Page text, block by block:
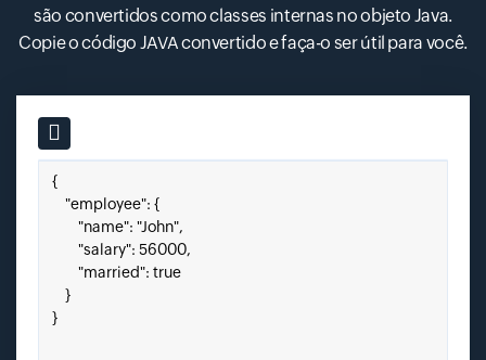
são convertidos como classes internas no objeto Java.
Copie o código JAVA convertido e faça-o ser útil para você.
Input field
Cole seu JSON aqui.